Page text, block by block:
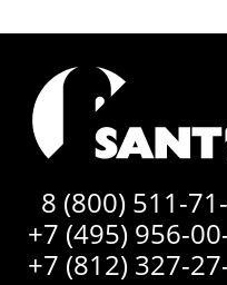
8 (800) 511-
+7 (495) 956-
+7 (812) 327-